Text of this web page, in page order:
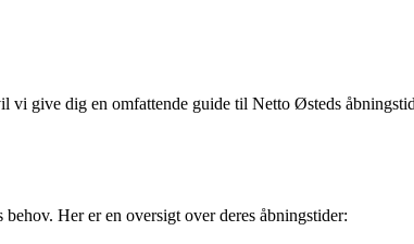
give dig en omfattende guide til Netto Østeds
Her er en oversigt over deres åbningstider: